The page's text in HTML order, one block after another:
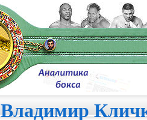
Владимир